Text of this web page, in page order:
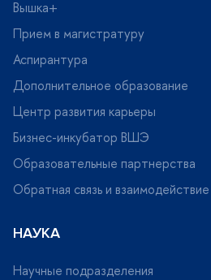
ышка+
Прием в магистратуру
Аспирантура
Дополнительное образование
Центр развития карьеры
Бизнес-инкубатор ВШЭ
Образовательные партнерства
Обратная связь и
НАУКА
Научные подразделения